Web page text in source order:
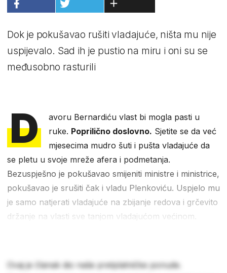
Dok je pokušavao rušiti vladajuće, ništa mu nije
uspijevalo. Sad ih je pustio na miru i oni su se
međusobno rasturili
D
avoru Bernardiću vlast bi mogla pasti u
ruke. Poprilično doslovno. Sjetite se da već
mjesecima mudro šuti i pušta vladajuće da
se pletu u svoje mreže afera i podmetanja.
Bezuspješno je pokušavao smijeniti ministre i ministrice,
pokušavao je srušiti čak i vladu Plenkoviću. Uspjelo mu
je samo natjerati vladajuće na zbijanje redova i grčevito
držanje na vlasti sve tanjom vladajućom većinom.
Ovaj je članak dio naše pretplatničke ponude.